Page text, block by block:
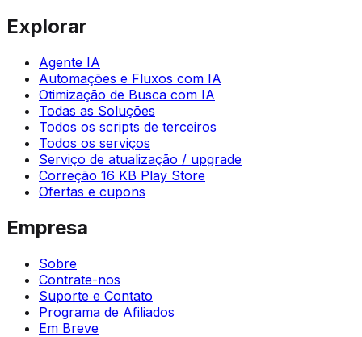
Explorar
Agente IA
Automações e Fluxos com IA
Otimização de Busca com IA
Todas as Soluções
Todos os scripts de terceiros
Todos os serviços
Serviço de atualização / upgrade
Correção 16 KB Play Store
Ofertas e cupons
Empresa
Sobre
Contrate-nos
Suporte e Contato
Programa de Afiliados
Em Breve